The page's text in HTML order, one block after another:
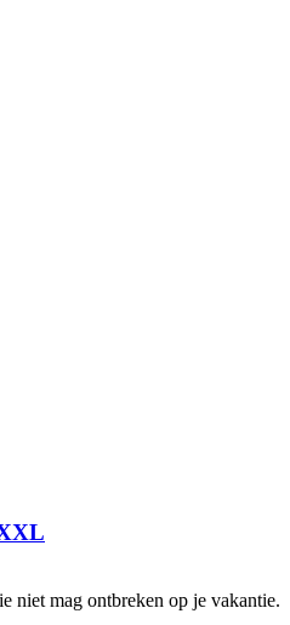
niet mag ontbreken op je vakantie.